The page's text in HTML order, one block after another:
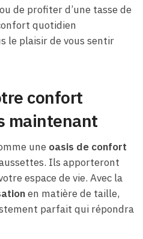
de profiter d’une tasse de
quotidien
le plaisir de vous sentir
confort
maintenant
une oasis de confort
Ils apporteront
espace de vie. Avec la
en matière de taille,
parfait qui répondra